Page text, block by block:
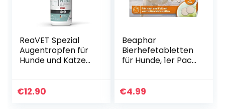
ReaVET Spezial
Augentropfen für
Hunde und Katzen,
Tränenflecken,
€12.90
Beaphar
Bierhefetabletten
für Hunde, 1er Pack
€4.99